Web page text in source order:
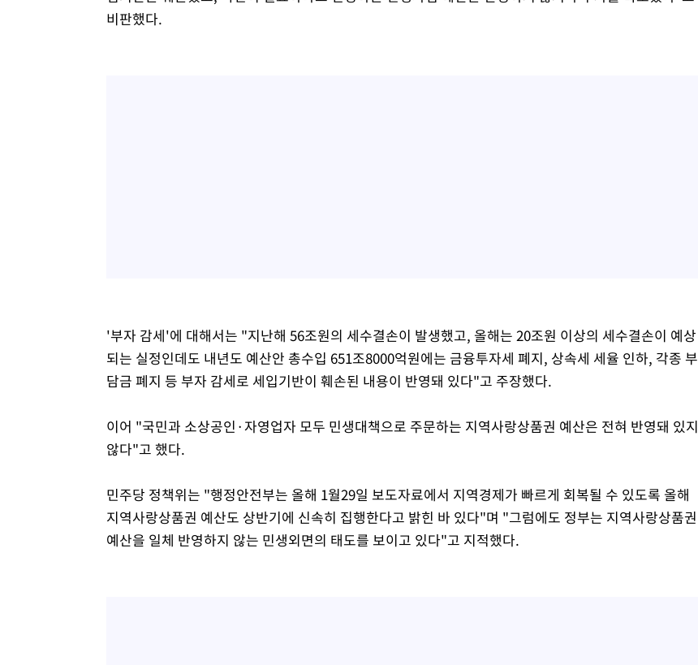
비판했다.
'부자 감세'에 대해서는 "지난해 56조원의 세수결손이 발생했고, 올해는 20조원 이상의 세수결손이 예상
되는 실정인데도 내년도 예산안 총수입 651조8000억원에는 금융투자세 폐지, 상속세 세율 인하, 각종 부
담금 폐지 등 부자 감세로 세입기반이 훼손된 내용이 반영돼 있다"고 주장했다.
이어 "국민과 소상공인·자영업자 모두 민생대책으로 주문하는 지역사랑상품권 예산은 전혀 반영돼 있지
않다"고 했다.
민주당 정책위는 "행정안전부는 올해 1월29일 보도자료에서 지역경제가 빠르게 회복될 수 있도록 올해
지역사랑상품권 예산도 상반기에 신속히 집행한다고 밝힌 바 있다"며 "그럼에도 정부는 지역사랑상품권
예산을 일체 반영하지 않는 민생외면의 태도를 보이고 있다"고 지적했다.